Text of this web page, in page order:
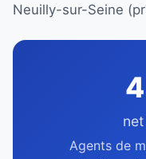
Neuilly-sur-Seine
Agents de